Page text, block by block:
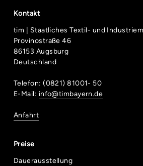
Kontakt
tim | Staatliches Textil- und
Provinostraße 46
86153 Augsburg
Deutschland
Telefon: (0821) 81001- 50
E-Mail: info@timbayern.de
Anfahrt
Preise
Dauerausstellung